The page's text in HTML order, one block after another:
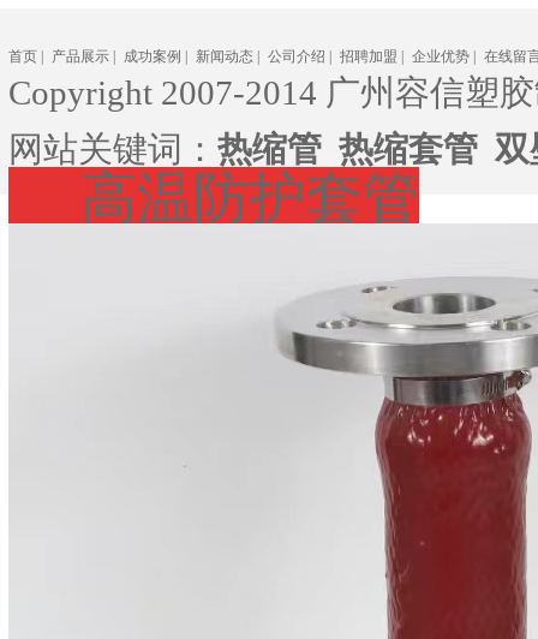
首页 产品展示 成功案例 新闻动态 公司介绍 招聘加盟 企业优势 在线留
Copyright 2007-2014 广州容信塑
网站关键词： 热缩管 热缩套管 双
高温防护套管